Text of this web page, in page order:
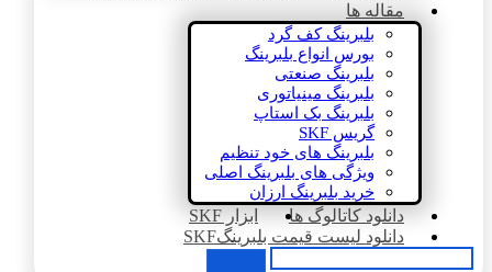
مقاله ها
بلبرینگ کف گرد
بورس انواع بلبرینگ
بلبرینگ صنعتی
بلبرینگ مینیاتوری
بلبرینگ بک استاپ
گریس SKF
بلبرینگ های خود تنظیم
ویژگی های بلبرینگ اصلی
خرید بلبرینگ ارزان
دانلود کاتالوگ ها
ابزار SKF
دانلود لیست قیمت بلبرینگSKF